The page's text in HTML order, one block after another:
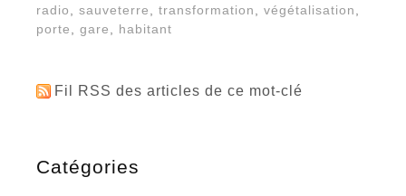
radio, sauveterre, transformation, végétalisation,
porte, gare, habitant
Fil RSS des articles de ce mot-clé
Catégories